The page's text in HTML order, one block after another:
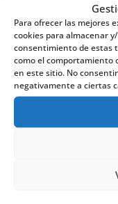
Para ofrecer las mejores
cookies para almacenar
consentimiento de estas
como el comportamiento
en este sitio. No
negativamente a ciertas
En los
2004, Rafa